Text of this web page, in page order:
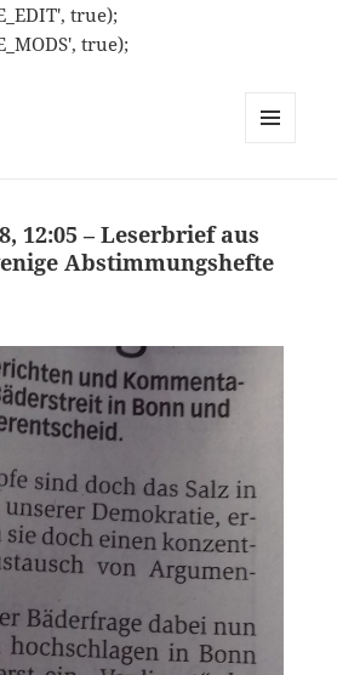
true);
true);
12:05 – Leserbrief aus
Abstimmungshefte